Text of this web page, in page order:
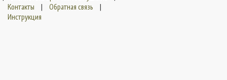
Контакты
| Обратная связь
|
Инструкция